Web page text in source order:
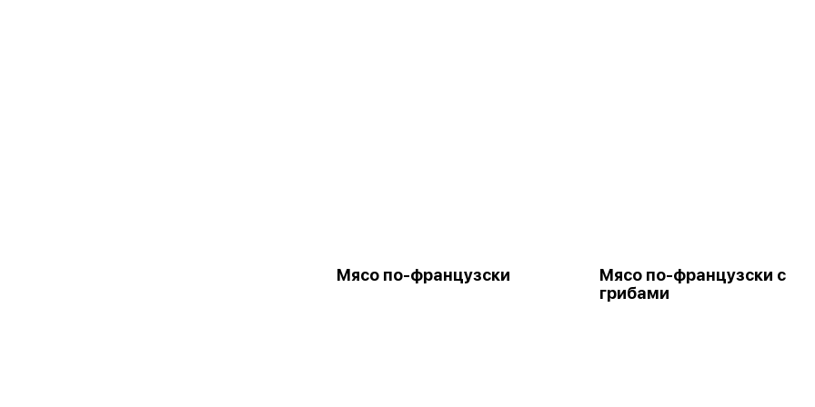
Мясо по-французски
Мясо по-французски с
грибами